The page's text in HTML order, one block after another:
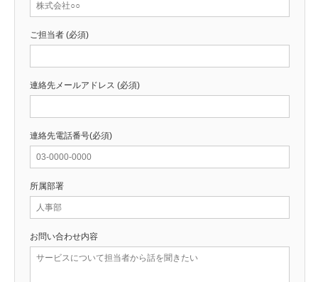
ご担当者 (必須)
連絡先メールアドレス (必須)
連絡先電話番号(必須)
所属部署
お問い合わせ内容